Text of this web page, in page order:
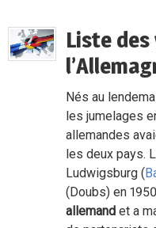
Liste
Nés au
les jumelages
allemandes
les deux pays.
Ludwigsburg (
(Doubs) en
allemand et a